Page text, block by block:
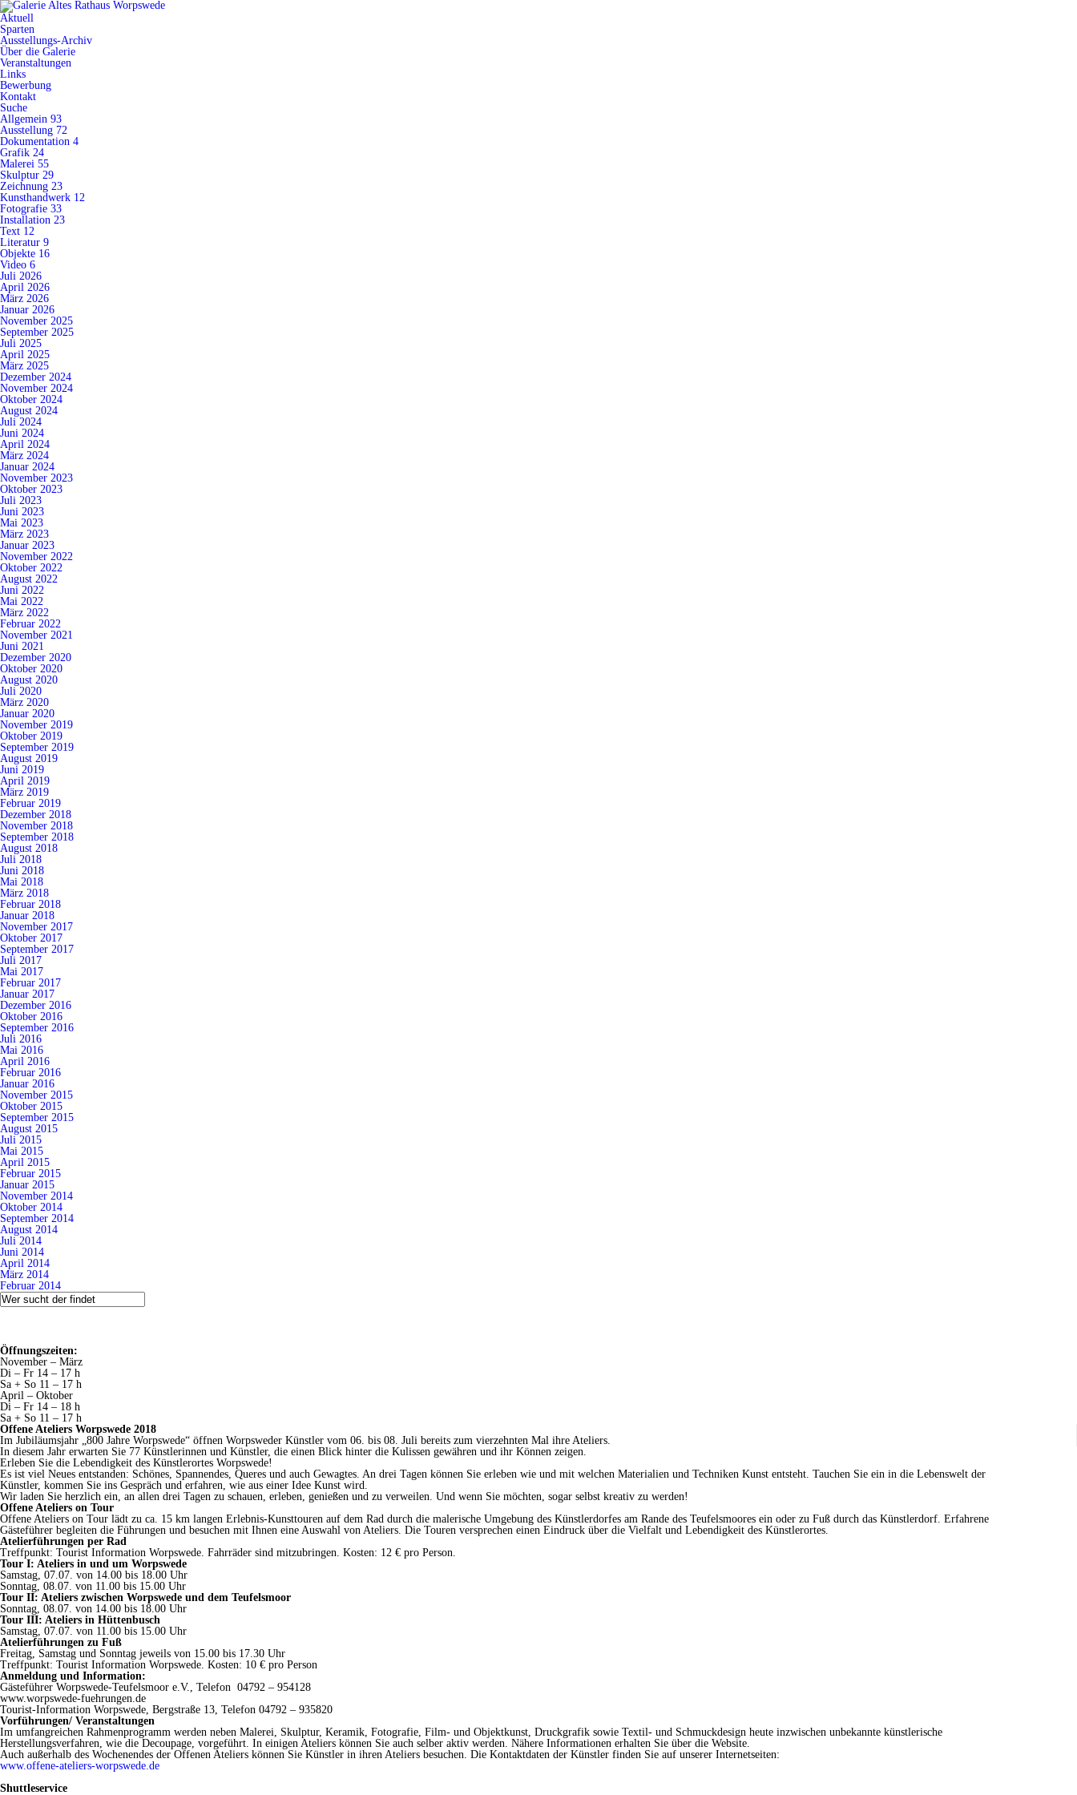
Aktuell
Sparten
Ausstellungs-Archiv
Über die Galerie
Veranstaltungen
Links
Bewerbung
Kontakt
Suche
Allgemein 93
Ausstellung 72
Dokumentation 4
Grafik 24
Malerei 55
Skulptur 29
Zeichnung 23
Kunsthandwerk 12
Fotografie 33
Installation 23
Text 12
Literatur 9
Objekte 16
Video 6
Juli 2026
April 2026
März 2026
Januar 2026
November 2025
September 2025
Juli 2025
April 2025
März 2025
Dezember 2024
November 2024
Oktober 2024
August 2024
Juli 2024
Juni 2024
April 2024
März 2024
Januar 2024
November 2023
Oktober 2023
Juli 2023
Juni 2023
Mai 2023
März 2023
Januar 2023
November 2022
Oktober 2022
August 2022
Juni 2022
Mai 2022
März 2022
Februar 2022
November 2021
Juni 2021
Dezember 2020
Oktober 2020
August 2020
Juli 2020
März 2020
Januar 2020
November 2019
Oktober 2019
September 2019
August 2019
Juni 2019
April 2019
März 2019
Februar 2019
Dezember 2018
November 2018
September 2018
August 2018
Juli 2018
Juni 2018
Mai 2018
März 2018
Februar 2018
Januar 2018
November 2017
Oktober 2017
September 2017
Juli 2017
Mai 2017
Februar 2017
Januar 2017
Dezember 2016
Oktober 2016
September 2016
Juli 2016
Mai 2016
April 2016
Februar 2016
Januar 2016
November 2015
Oktober 2015
September 2015
August 2015
Juli 2015
Mai 2015
April 2015
Februar 2015
Januar 2015
November 2014
Oktober 2014
September 2014
August 2014
Juli 2014
Juni 2014
April 2014
März 2014
Februar 2014
Öffnungszeiten:
November – März
Di – Fr 14 – 17 h
Sa + So 11 – 17 h
April – Oktober
Di – Fr 14 – 18 h
Sa + So 11 – 17 h
Offene Ateliers Worpswede 2018
Im Jubiläumsjahr „800 Jahre Worpswede“ öffnen Worpsweder Künstler vom 06. bis 08. Juli bereits zum vierzehnten Mal ihre Ateliers.
In diesem Jahr erwarten Sie 77 Künstlerinnen und Künstler, die einen Blick hinter die Kulissen gewähren und ihr Können zeigen.
Erleben Sie die Lebendigkeit des Künstlerortes Worpswede!
Es ist viel Neues entstanden: Schönes, Spannendes, Queres und auch Gewagtes. An drei Tagen können Sie erleben wie und mit welchen Materialien und Techniken Kunst entsteht. Tauchen Sie ein in die Lebenswelt der
Künstler, kommen Sie ins Gespräch und erfahren, wie aus einer Idee Kunst wird.
Wir laden Sie herzlich ein, an allen drei Tagen zu schauen, erleben, genießen und zu verweilen. Und wenn Sie möchten, sogar selbst kreativ zu werden!
Offene Ateliers on Tour
Offene Ateliers on Tour lädt zu ca. 15 km langen Erlebnis-Kunsttouren auf dem Rad durch die malerische Umgebung des Künstlerdorfes am Rande des Teufelsmoores ein oder zu Fuß durch das Künstlerdorf. Erfahrene
Gästeführer begleiten die Führungen und besuchen mit Ihnen eine Auswahl von Ateliers. Die Touren versprechen einen Eindruck über die Vielfalt und Lebendigkeit des Künstlerortes.
Atelierführungen per Rad
Treffpunkt: Tourist Information Worpswede. Fahrräder sind mitzubringen. Kosten: 12 € pro Person.
Tour I: Ateliers in und um Worpswede
Samstag, 07.07. von 14.00 bis 18.00 Uhr
Sonntag, 08.07. von 11.00 bis 15.00 Uhr
Tour II: Ateliers zwischen Worpswede und dem Teufelsmoor
Sonntag, 08.07. von 14.00 bis 18.00 Uhr
Tour III: Ateliers in Hüttenbusch
Samstag, 07.07. von 11.00 bis 15.00 Uhr
Atelierführungen zu Fuß
Freitag, Samstag und Sonntag jeweils von 15.00 bis 17.30 Uhr
Treffpunkt: Tourist Information Worpswede. Kosten: 10 € pro Person
Anmeldung und Information:
Gästeführer Worpswede-Teufelsmoor e.V., Telefon 04792 – 954128
www.worpswede-fuehrungen.de
Tourist-Information Worpswede, Bergstraße 13, Telefon 04792 – 935820
Vorführungen/ Veranstaltungen
Im umfangreichen Rahmenprogramm werden neben Malerei, Skulptur, Keramik, Fotografie, Film- und Objektkunst, Druckgrafik sowie Textil- und Schmuckdesign heute inzwischen unbekannte künstlerische
Herstellungsverfahren, wie die Decoupage, vorgeführt. In einigen Ateliers können Sie auch selber aktiv werden. Nähere Informationen erhalten Sie über die Website.
Auch außerhalb des Wochenendes der Offenen Ateliers können Sie Künstler in ihren Ateliers besuchen. Die Kontaktdaten der Künstler finden Sie auf unserer Internetseiten:
www.offene-ateliers-worpswede.de
Shuttleservice